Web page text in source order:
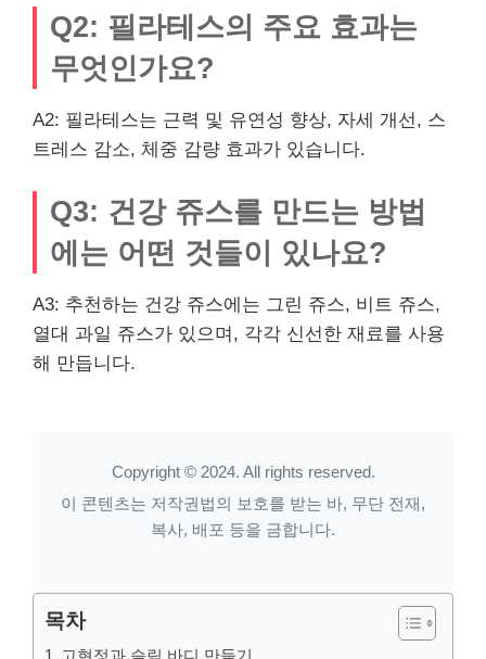
Q2: 필라테스의 주요 효과는
무엇인가요?
A2: 필라테스는 근력 및 유연성 향상, 자세 개선, 스
트레스 감소, 체중 감량 효과가 있습니다.
Q3: 건강 쥬스를 만드는 방법
에는 어떤 것들이 있나요?
A3: 추천하는 건강 쥬스에는 그린 쥬스, 비트 쥬스,
열대 과일 쥬스가 있으며, 각각 신선한 재료를 사용
해 만듭니다.
Copyright © 2024. All rights reserved.
이 콘텐츠는 저작권법의 보호를 받는 바, 무단 전재,
복사, 배포 등을 금합니다.
목차
고현정과 슬림 바디 만들기